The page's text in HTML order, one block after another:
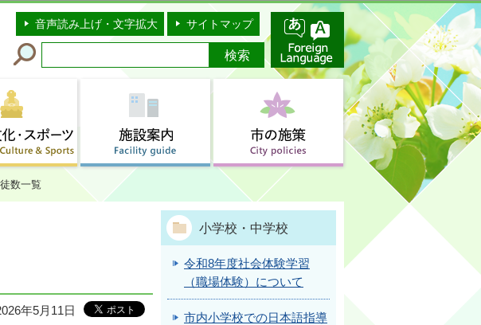
動
音声読み上げ・文字拡大 サイトマップ
数一覧
年5月11日
小学校・中学校
令和8年度社会体験学習
（職場体験）について
市内小学校での日本語指導